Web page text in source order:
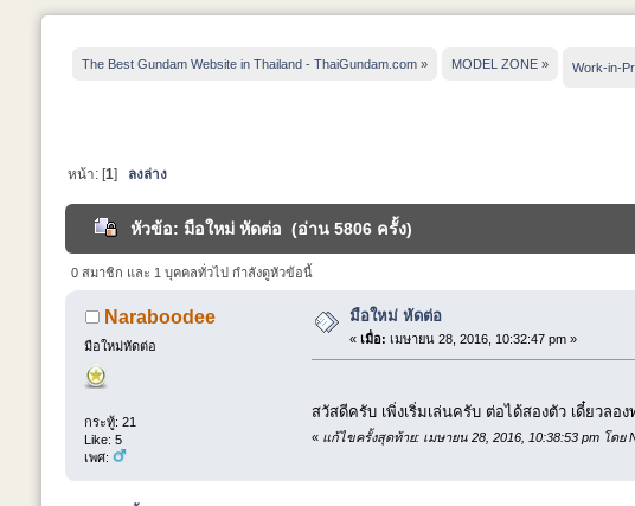
The Best Gundam Website in Thailand - ThaiGundam.com » MODEL ZONE » Work-in-
หน้า: [1] ลงล่าง
หัวข้อ: มือใหม่ หัดต่อ (อ่าน 5806 ครั้ง)
0 สมาชิก และ 1 บุคคลทั่วไป กำลังดูหัวข้อนี้
Naraboodee
มือใหม่หัดต่อ
กระทู้: 21
Like: 5
เพศ:
มือใหม่ หัดต่อ
«เมื่อ: เมษายน 28, 2016, 10:32:47 pm »
สวัสดีครับ เพิ่งเริ่มเล่นครับ ต่อได้สองตัว เดี๋ยวล
« แก้ไขครั้งสุดท้าย: เมษายน 28, 2016, 10:38:53 pm โดย